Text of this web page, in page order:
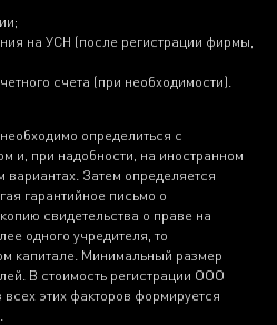
на УСН (после регистрации фирмы,
счета (при необходимости).
определиться с
и, при надобности, на иностранном
Затем определяется
гарантийное письмо о
свидетельства о праве на
одного учредителя, то
капитале. Минимальный размер
В стоимость регистрации ООО
всех этих факторов формируется